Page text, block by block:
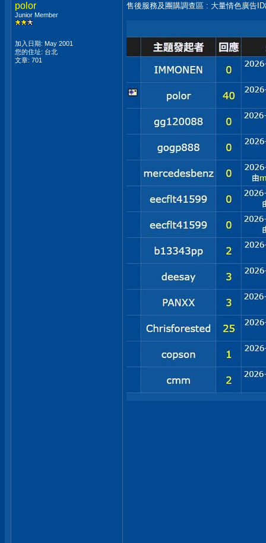
polor
Junior Member
加入日期: May 2001
您的住址: 台北
文章: 701
售後服務及團購調查區 : 大量情色廣告